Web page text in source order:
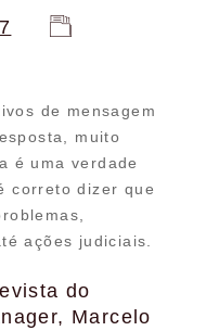
de mensagem
muito
é uma verdade
correto dizer que
ações judiciais.
do
Marcelo